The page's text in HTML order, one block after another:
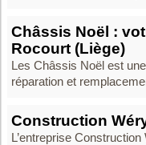
Châssis Noël :
Rocourt (Liège)
Les Châssis Noël est
réparation et
Construction
L’entreprise